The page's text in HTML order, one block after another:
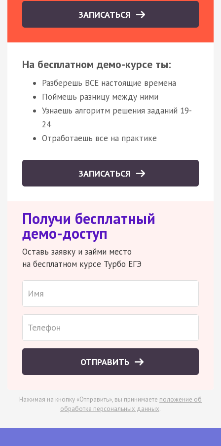
ЗАПИСАТЬСЯ
На бесплатном демо-курсе ты:
Разберешь ВСЕ настоящие времена
Поймешь разницу между ними
Узнаешь алгоритм решения заданий 19-
24
Отработаешь все на практике
ЗАПИСАТЬСЯ
Получи бесплатный
демо-доступ
Оставь заявку и займи место
на бесплатном курсе Турбо ЕГЭ
ОТПРАВИТЬ
Нажимая на кнопку «Отправить», вы принимаете положение об
обработке персональных данных.